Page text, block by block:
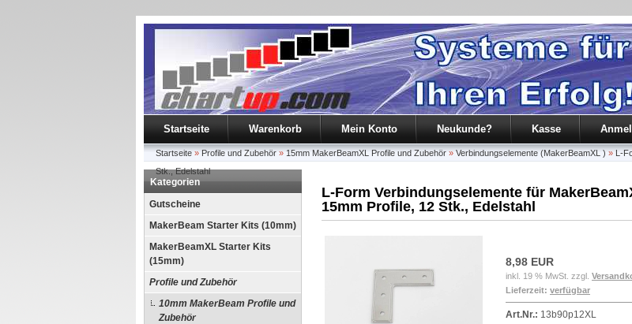
Startseite Warenkorb Mein Konto Neukunde? Kasse
Startseite » Profile und Zubehör » 15mm MakerBeamXL Profile und Zubehör » Verbindungselemente (MakerBeamXL ) » L-
Stk., Edelstahl
Kategorien
Gutscheine
MakerBeam Starter Kits (10mm)
MakerBeamXL Starter Kits
(15mm)
Profile und Zubehör
10mm MakerBeam Profile und
Zubehör
L-Form Verbindungselemente für
15mm Profile, 12 Stk., Edelstahl
8,98 EUR
inkl. 19 % MwSt. zzgl.
Lieferzeit: verfügbar
Art.Nr.: 13b90p12XL